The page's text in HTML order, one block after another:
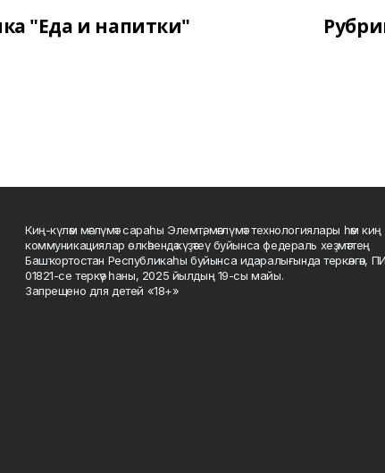
"Еда и напитки"
Киң-күләм мәғлүмәт сараһы Элемтә, мәғлүмәт технологиялары һәм киң
коммуникациялар өлкәһендә күҙәтеү буйынса федераль хеҙмәттең
Башҡортостан Республикаһы буйынса идаралығында теркәлгән,
01821-се теркәү һаны, 2025 йылдың 19-сы майы.
Запрещено для детей «18+»